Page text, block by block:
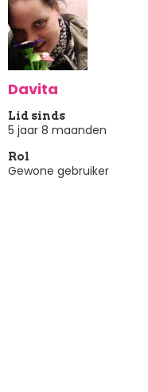
Davita
Lid sinds
5 jaar 8 maanden
Rol
Gewone gebruiker